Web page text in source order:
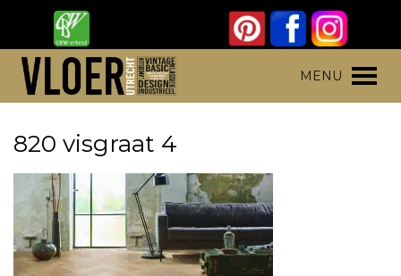
content
MENU
820 visgraat 4